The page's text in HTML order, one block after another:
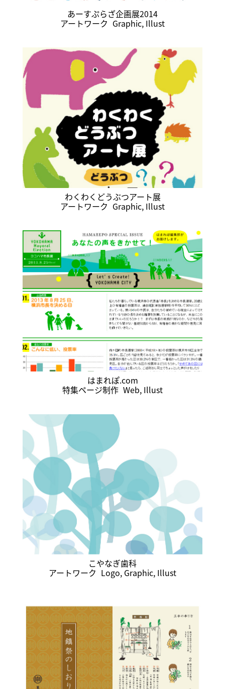
あーすぷらざ企画展2014
アートワーク Graphic, Illust
わくわくどうぶつアート展
アートワーク Graphic, Illust
はまれぽ.com
特集ページ制作 Web, Illust
こやなぎ歯科
アートワーク Logo, Graphic, Illust